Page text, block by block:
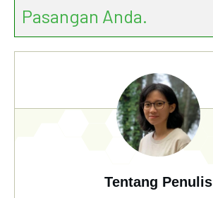
Pasangan Anda.
Tentang Penulis